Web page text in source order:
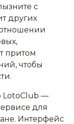
с
других
притом
чтобы
LotoClub —
для
Интерфейс